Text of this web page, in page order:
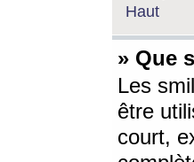
Haut
» Que
Les
être
court,